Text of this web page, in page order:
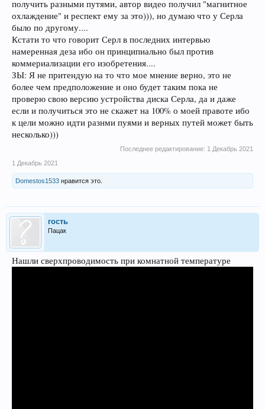
получить разными путями, автор видео получил "магнитное
охлаждение" и респект ему за это))), но думаю что у Серла
было по другому....
Кстати то что говорит Серл в последних интервью
намеренная деза ибо он принципиально был против
коммериализации его изобретения....
ЗЫ: Я не притендую на то что мое мнение верно, это не
более чем предположение и оно будет таким пока не
проверю свою версию устройства диска Серла, да и даже
если и получиться это не скажет на 100% о моей правоте ибо
к цели можно идти разнми пуями и верных путей может быть
несколько)))
Последнее редактирование: 1 Декабрь 2021
1 Декабрь 2021
Domestos1533 нравится это.
гость
Пацак
Нашли сверхпроводимость при комнатной температуре